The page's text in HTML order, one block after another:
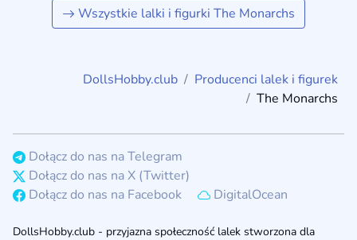
Wszystkie lalki i figurki The Monarchs
DollsHobby.club
Producenci lalek i figurek
The Monarchs
Dołącz do nas na Telegram
Dołącz do nas na X (Twitter)
Dołącz do nas na Facebook
DigitalOcean
DollsHobby.club - przyjazna społeczność lalek stworzona dla